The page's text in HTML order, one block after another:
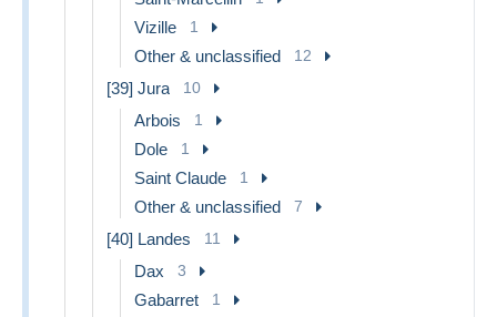
Vizille 1
Other & unclassified 12
[39] Jura 10
Arbois 1
Dole 1
Saint Claude 1
Other & unclassified 7
[40] Landes 11
Dax 3
Gabarret 1